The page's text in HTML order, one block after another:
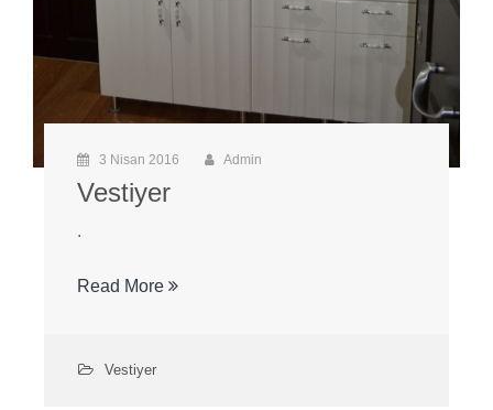
3 Nisan 2016 Admin
Vestiyer
.
Read More
Vestiyer